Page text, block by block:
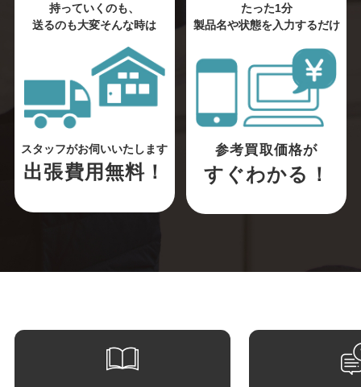
持っていくのも、
送るのも大変そんな時は
スタッフがお伺いいたします
出張費用無料！
たった1分
製品名や状態を入力するだけ
参考買取価格が
すぐわかる！